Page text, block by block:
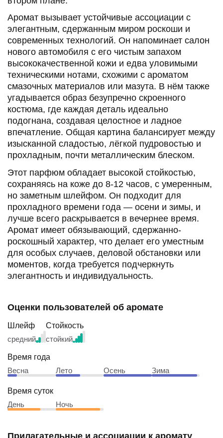
Аромат вызывает устойчивые ассоциации с
элегантным, сдержанным миром роскоши и
современных технологий. Он напоминает салон
нового автомобиля с его чистым запахом
высококачественной кожи и едва уловимыми
техническими нотами, схожими с ароматом
смазочных материалов или мазута. В нём также
угадывается образ безупречно скроенного костюма,
где каждая деталь идеально подогнана, создавая
целостное и ладное впечатление. Общая картина
балансирует между изысканной сладостью, лёгкой
пудровостью и прохладным, почти металлическим
блеском.
Этот парфюм обладает высокой стойкостью,
сохраняясь на коже до 8-12 часов, с умеренным, но
заметным шлейфом. Он подходит для прохладного
времени года — осени и зимы, и лучше всего
раскрывается в вечернее время. Аромат имеет
обязывающий, сдержанно-роскошный характер, что
делает его уместным для особых случаев, деловой
обстановки или моментов, когда требуется
подчеркнуть элегантность и индивидуальность.
Оценки пользователей об аромате
Шлейф
Время года
Время суток
Прилагательные и ассоциации к аромату